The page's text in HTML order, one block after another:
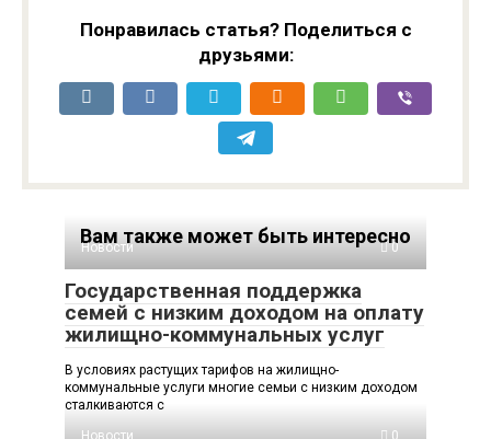
Понравилась статья? Поделиться с
друзьями:
Вам также может быть интересно
Новости 0
Государственная поддержка
семей с низким доходом на оплату
жилищно-коммунальных услуг
В условиях растущих тарифов на жилищно-
коммунальные услуги многие семьи с низким доходом
сталкиваются с
Новости
0